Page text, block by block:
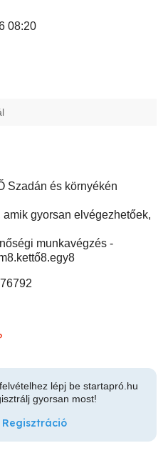
08:20
Szadán és környékén
gyorsan elvégezhetőek,
munkavégzés -
lépj be startapró.hu
gyorsan most!